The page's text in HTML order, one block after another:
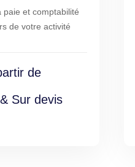
paie et comptabilité
de votre activité
de
Sur devis